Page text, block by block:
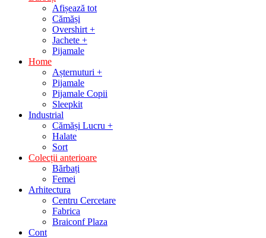
Afișează tot
Cămăși
Overshirt +
Jachete +
Pijamale
Home
Așternuturi +
Pijamale
Pijamale Copii
Sleepkit
Industrial
Cămăși Lucru +
Halate
Sort
Colecții anterioare
Bărbați
Femei
Arhitectura
Centru Cercetare
Fabrica
Braiconf Plaza
Cont